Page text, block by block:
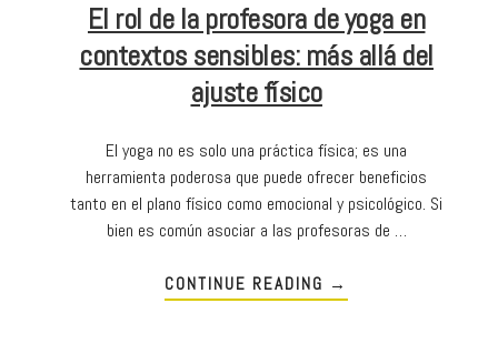
El rol de la profesora de yoga en
contextos sensibles: más allá del
ajuste físico
El yoga no es solo una práctica física; es una
herramienta poderosa que puede ofrecer beneficios
tanto en el plano físico como emocional y psicológico. Si
bien es común asociar a las profesoras de …
CONTINUE READING →